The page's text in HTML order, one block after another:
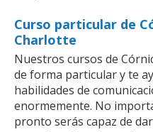
Curso particular de
Charlotte
Nuestros cursos de
de forma particular y te
habilidades de
enormemente. No
pronto serás capaz de